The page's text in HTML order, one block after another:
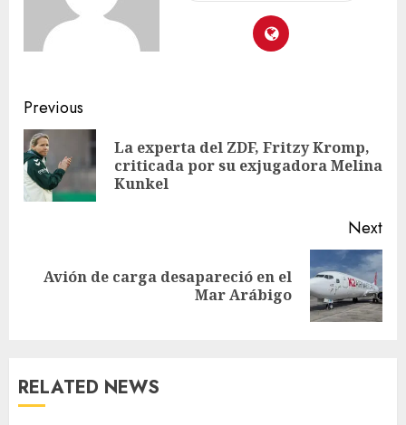
Previous
La experta del ZDF, Fritzy Kromp,
criticada por su exjugadora Melina
Kunkel
Next
Avión de carga desapareció en el
Mar Arábigo
RELATED NEWS